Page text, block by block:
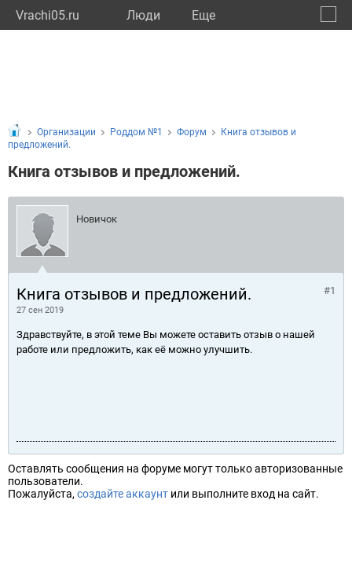
Vrachi05.ru Люди Eще
Организации Роддом №1 Форум
Книга отзывов и
предложений.
Книга отзывов и предложений.
Новичок
Книга отзывов и предложений.
27 сен 2019
#1
Здравствуйте, в этой теме Вы можете оставить отзыв о нашей
работе или предложить, как её можно улучшить.
Оставлять сообщения на форуме могут только авторизованные
пользователи.
Пожалуйста, создайте аккаунт или выполните вход на сайт.